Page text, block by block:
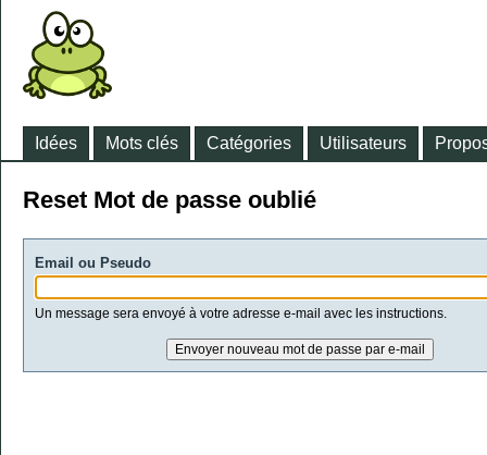
Idées Mots clés Catégories Utilisateurs
Reset Mot de passe oublié
Email ou Pseudo
Un message sera envoyé à votre adresse e-mail avec les instructions.